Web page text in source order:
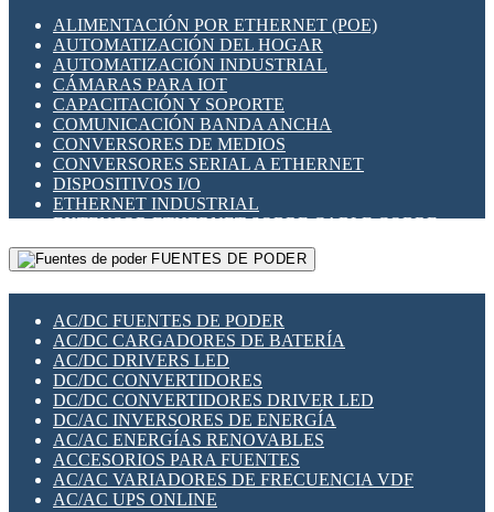
SENSORES INDUCTIVOS
TEMPORIZADORES
VARIACS
VARIADORES DE FRECUENCIA [VDF]
SECCIONADORES - INTERRUPTORES
MAQUINARIA
HERRAMIENTAS VARIAS
ILUMINACIÓN LED
INTERRUPTORES REED
INTERFACES DE RELÉ
OTROS RELÉS
PROTECCIÓN TÉRMICA
RELÉS AUTOMOTRICES
RELÉS DE SEÑAL
RELÉS DE ESTADO SÓLIDO SSR
RELÉS INDUSTRIALES
RELÉS MINIATURA DE POTENCIA
SENSORES MAGNÉTICOS
SWITCH Y MICROSWITCH
TARJETAS PI
UNIÓN Y DERIVACIÓN DE CABLE
ALIMENTACIÓN POR ETHERNET (POE)
AUTOMATIZACIÓN DEL HOGAR
AUTOMATIZACIÓN INDUSTRIAL
CÁMARAS PARA IOT
CAPACITACIÓN Y SOPORTE
COMUNICACIÓN BANDA ANCHA
CONVERSORES DE MEDIOS
CONVERSORES SERIAL A ETHERNET
DISPOSITIVOS I/O
ETHERNET INDUSTRIAL
EXTENSOR ETHERNET SOBRE CABLE COBRE
GATEWAY LORAWAN
GESTIÓN DE REDES
PLACAS MODULARES IOT
SWITCHES Y REDES WIFI
SOLUCIONES IOT
SOLUCIONES LORAWAN
SOLUCIONES RED CELULAR
SEGURIDAD PARA REDES
SWITCHES LAN
TELEFONÍA IP (VOIP)
VIGILANCIA IP (CCTV)
MESHTASTIC
FUENTES DE PODER
AC/DC FUENTES DE PODER
AC/DC CARGADORES DE BATERÍA
AC/DC DRIVERS LED
DC/DC CONVERTIDORES
DC/DC CONVERTIDORES DRIVER LED
DC/AC INVERSORES DE ENERGÍA
AC/AC ENERGÍAS RENOVABLES
ACCESORIOS PARA FUENTES
AC/AC VARIADORES DE FRECUENCIA VDF
AC/AC UPS ONLINE